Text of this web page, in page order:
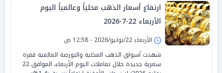
ارتفاع أسعار الذهب محلياً وعالمياً اليوم
الأربعاء 22-7-2026
الأربعاء 22/يوليو/2026 - 12:58 ص
شهدت أسواق الذهب المحلية والبورصة العالمية قفزة
سعرية جديدة خلال تعاملات اليوم الأربعاء، الموافق 22